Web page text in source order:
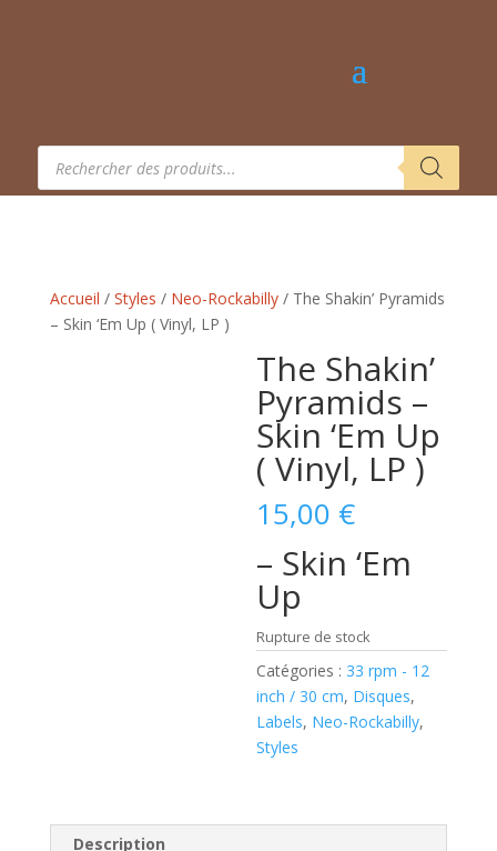
Recherche
produits
Accueil / Styles / Neo-Rockabilly/ The Shakin’ Pyramids
– Skin ‘Em Up ( Vinyl, LP )
The Shakin’
Pyramids –
Skin ‘Em Up
( Vinyl, LP )
15,00 €
– Skin ‘Em
Up
Rupture de stock
Catégories : 33 rpm - 12
inch / 30 cm, Disques,
Labels, Neo-Rockabilly,
Styles
Description